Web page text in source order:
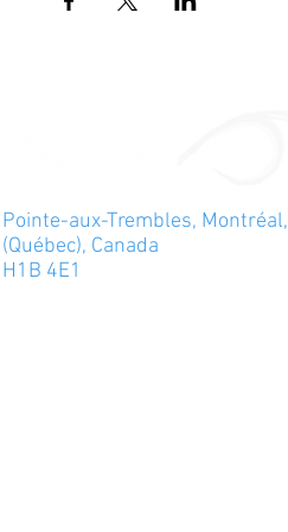
Pointe-aux-Trembles, Montréal,
(Québec), Canada
H1B 4E1